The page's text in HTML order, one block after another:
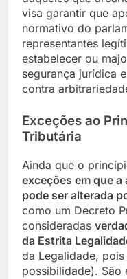
visa garantir que
normativo do
representantes
estabelecer ou
segurança jurídica
contra
Exceções ao
Tributária
Ainda que o
exceções em que
pode ser alterada
como um Decreto
consideradas
da Estrita
da Legalidade,
possibilidade). São